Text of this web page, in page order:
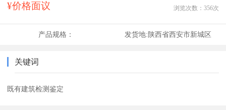
¥价格面议 浏览次数： 356次
产品规格： 发货地:陕西省西安市新城区
关键词
既有建筑检测鉴定